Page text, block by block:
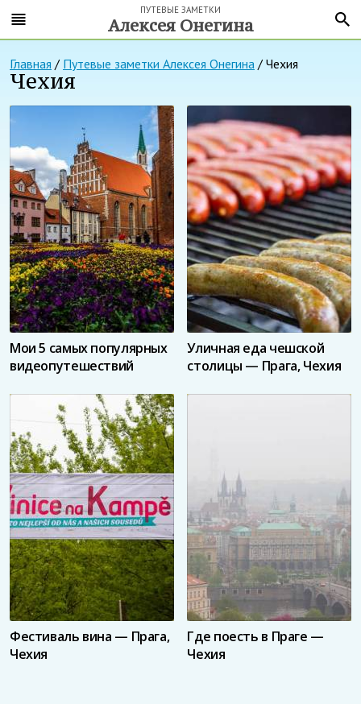
ПУТЕВЫЕ ЗАМЕТКИ
Алексея Онегина
Главная / Путевые заметки Алексея Онегина / Чехия
Чехия
Мои 5 самых популярных
видеопутешествий
Уличная еда чешской
столицы — Прага, Чехия
Фестиваль вина — Прага,
Чехия
Где поесть в Праге —
Чехия